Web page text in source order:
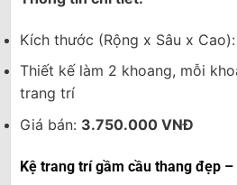
Kích thước (Rộng x Sâu x
Thiết kế làm 2 khoang, mỗi
trang trí
Giá bán: 3.750.000 VNĐ
Kệ trang trí gầm cầu thang đẹp –